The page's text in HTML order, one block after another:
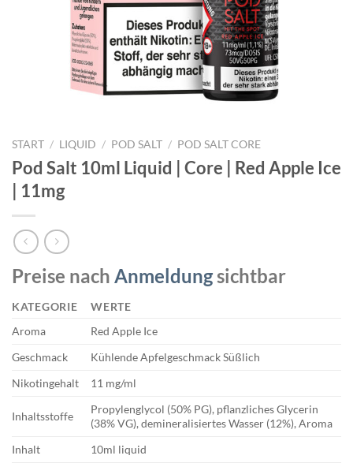
START / LIQUID / POD SALT / POD SALT CORE
Pod Salt 10ml Liquid | Core | Red Apple Ice
| 11mg
Preise nach Anmeldungsichtbar
KATEGORIE
WERTE
Aroma
Red Apple Ice
Geschmack
Kühlende Apfelgeschmack Süßlich
Nikotingehalt
11 mg/ml
Inhaltsstoffe
Propylenglycol (50% PG), pflanzliches Glycerin
(38% VG), demineralisiertes Wasser (12%), Aroma
Inhalt
10ml liquid